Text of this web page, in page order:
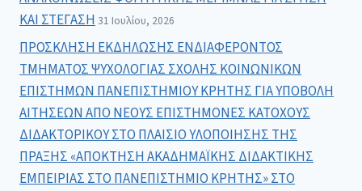
ΚΑΙ ΣΤΕΓΑΣΗ31 Ιουλίου, 2026
ΠΡΟΣΚΛΗΣΗ ΕΚΔΗΛΩΣΗΣ ΕΝΔΙΑΦΕΡΟΝΤΟΣ
ΤΜΗΜΑΤΟΣ ΨΥΧΟΛΟΓΙΑΣ ΣΧΟΛΗΣ ΚΟΙΝΩΝΙΚΩΝ
ΕΠΙΣΤΗΜΩΝ ΠΑΝΕΠΙΣΤΗΜΙΟΥ ΚΡΗΤΗΣ ΓΙΑ ΥΠΟΒΟΛΗ
ΑΙΤΗΣΕΩΝ ΑΠΟ ΝΕΟΥΣ ΕΠΙΣΤΗΜΟΝΕΣ ΚΑΤΟΧΟΥΣ
ΔΙΔΑΚΤΟΡΙΚΟΥ ΣΤΟ ΠΛΑΙΣΙΟ ΥΛΟΠΟΙΗΣΗΣ ΤΗΣ
ΠΡΑΞΗΣ «ΑΠΟΚΤΗΣΗ ΑΚΑΔΗΜΑΪΚΗΣ ΔΙΔΑΚΤΙΚΗΣ
ΕΜΠΕΙΡΙΑΣ ΣΤΟ ΠΑΝΕΠΙΣΤΗΜΙΟ ΚΡΗΤΗΣ» ΣΤΟ